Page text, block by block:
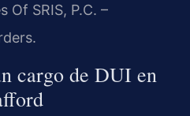
Of SRIS, P.C. –
cargo de DUI en